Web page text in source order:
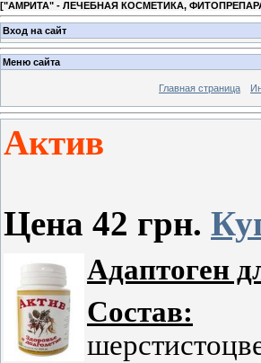
["АМРИТА" - ЛЕЧЕБНАЯ КОСМЕТИКА,
Вход на сайт
Меню сайта
Главная страница
Актив
Цена 42 грн.
Адаптоген
Состав: